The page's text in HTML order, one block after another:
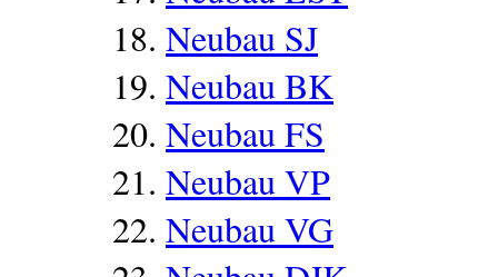
Neubau SJ
Neubau BK
Neubau FS
Neubau VP
Neubau VG